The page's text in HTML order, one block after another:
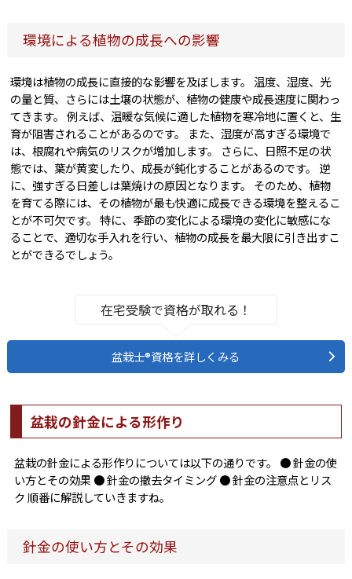
環境による植物の成長への影響
環境は植物の成長に直接的な影響を及ぼします。 温度、湿度、光
の量と質、さらには土壌の状態が、植物の健康や成長速度に関わっ
てきます。 例えば、温暖な気候に適した植物を寒冷地に置くと、生
育が阻害されることがあるのです。 また、湿度が高すぎる環境で
は、根腐れや病気のリスクが増加します。 さらに、日照不足の状
態では、葉が黄変したり、成長が鈍化することがあるのです。 逆
に、強すぎる日差しは葉焼けの原因となります。 そのため、植物
を育てる際には、その植物が最も快適に成長できる環境を整えるこ
とが不可欠です。 特に、季節の変化による環境の変化に敏感にな
ることで、適切な手入れを行い、植物の成長を最大限に引き出すこ
とができるでしょう。
在宅受験で資格が取れる！
盆栽士®資格を詳しくみる
盆栽の針金による形作り
盆栽の針金による形作りについては以下の通りです。 ● 針金の使
い方とその効果 ● 針金の撤去タイミング ● 針金の注意点とリス
ク 順番に解説していきますね。
針金の使い方とその効果